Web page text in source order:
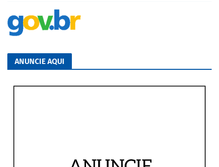
ANUNCIE AQUI